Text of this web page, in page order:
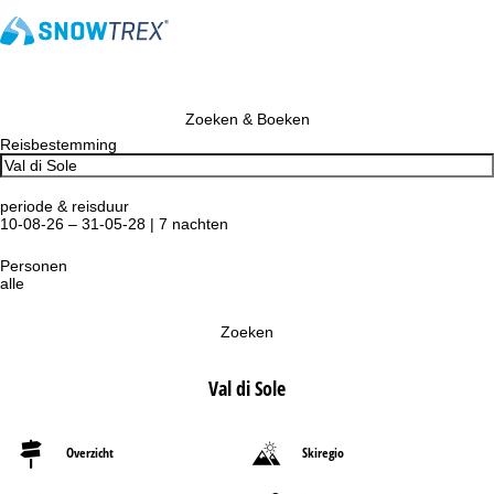
Zoeken & Boeken
Reisbestemming
periode & reisduur
10-08-26 – 31-05-28 | 7 nachten
Personen
alle
Zoeken
Val di Sole
Overzicht Skiregio